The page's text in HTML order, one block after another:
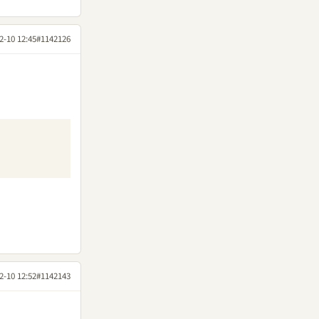
10 12:45#1142126
10 12:52#1142143